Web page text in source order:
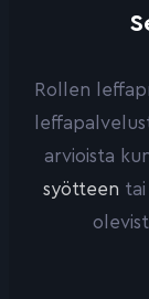
Rollen
arvioista
syötteen